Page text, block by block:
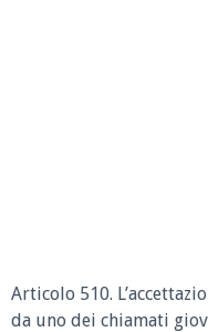
Articolo 510.
da uno dei chiamati